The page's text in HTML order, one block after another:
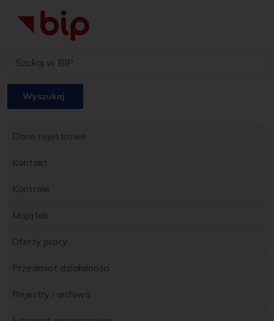
Wyszukaj
Dane rejestrowe
Kontakt
Kontrole
Majątek
Oferty pracy
Przedmiot działalności
Rejestry i archiwa